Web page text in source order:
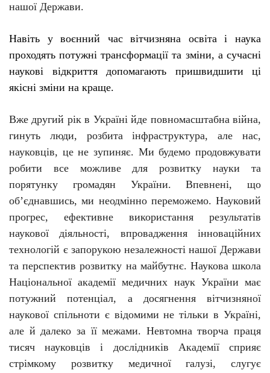
нашої Держави.
Навіть у воєнний час вітчизняна освіта і наука
проходять потужні трансформації та зміни, а сучасні
наукові відкриття допомагають пришвидшити ці
якісні зміни на краще.
Вже другий рік в Україні йде повномасштабна війна,
гинуть люди, розбита інфраструктура, але нас,
науковців, це не зупиняє. Ми будемо продовжувати
робити все можливе для розвитку науки та
порятунку громадян України. Впевнені, що
об’єднавшись, ми неодмінно переможемо. Науковий
прогрес, ефективне використання результатів
наукової діяльності, впровадження інноваційних
технологій є запорукою незалежності нашої Держави
та перспектив розвитку на майбутнє. Наукова школа
Національної академії медичних наук України має
потужний потенціал, а досягнення вітчизняної
наукової спільноти є відомими не тільки в Україні,
але й далеко за її межами. Невтомна творча праця
тисяч науковців і дослідників Академії сприяє
стрімкому розвитку медичної галузі, слугує